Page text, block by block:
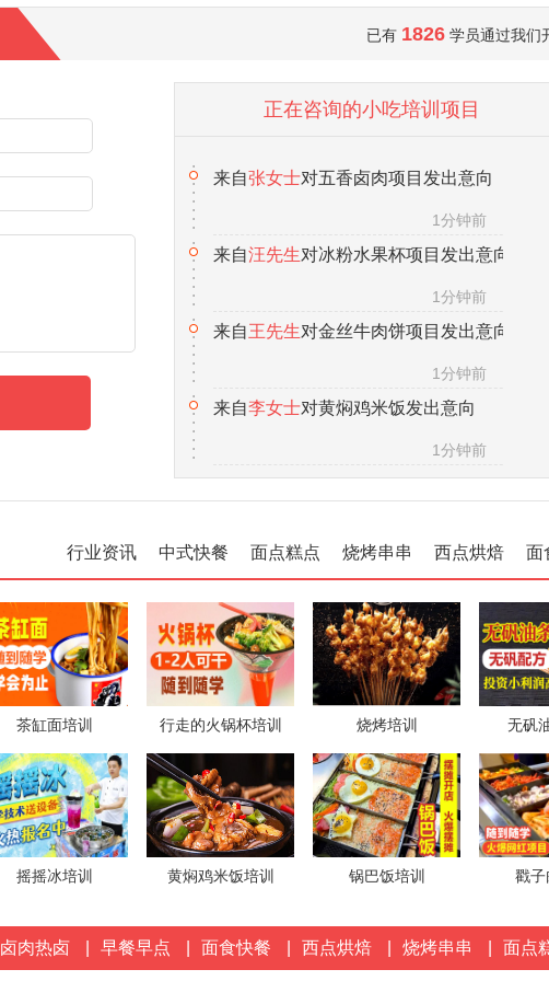
已有 1826 学员通过我们
正在咨询的小吃培训项目
对五香卤肉项目发出意向
1分钟前
来自汪先生对冰粉水果杯项目发出意向
1分钟前
来自王先生对金丝牛肉饼项目发出意向
1分钟前
来自李女士对黄焖鸡米饭发出意向
1分钟前
来自向先生对锅巴饭项目发出意向
来自马女士对热卤项目发出意向
1分钟前
来自 赵先生对小地锅项目发出意向
1分钟前
来自徐先生 对茶缸面项目发出意向
1分钟前
来自 张女士 对五香卤肉项目发出意向
面
西点烘焙
烧烤串串
面点糕点
中式快餐
行业资讯
茶缸面培训 行走的火锅杯培训 烧烤培训 无矾
摇摇冰培训 黄焖鸡米饭培训 锅巴饭培训 戳子
卤肉热卤 早餐早点 面食快餐 西点烘焙 烧烤串串 面点